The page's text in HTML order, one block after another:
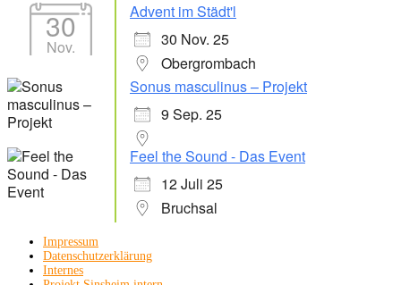
30
Nov.
Advent im Städt'l
30 Nov. 25
Obergrombach
Sonus masculinus – Projekt
9 Sep. 25
Feel the Sound - Das Event
12 Juli 25
Bruchsal
Impressum
Datenschutzerklärung
Internes